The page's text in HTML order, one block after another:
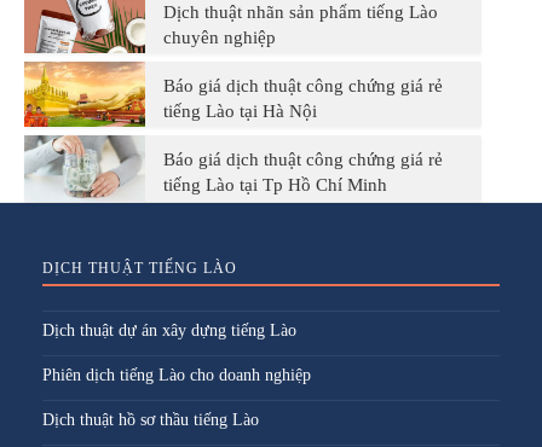
Dịch thuật nhãn sản phẩm tiếng Lào
chuyên nghiệp
Báo giá dịch thuật công chứng giá rẻ
tiếng Lào tại Hà Nội
Báo giá dịch thuật công chứng giá rẻ
tiếng Lào tại Tp Hồ Chí Minh
DỊCH THUẬT TIẾNG LÀO
Dịch thuật dự án xây dựng tiếng Lào
Phiên dịch tiếng Lào cho doanh nghiệp
Dịch thuật hồ sơ thầu tiếng Lào